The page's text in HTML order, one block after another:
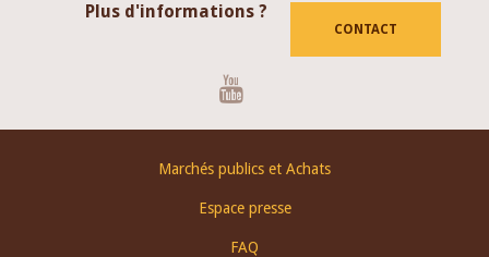
Plus d'informations ?
CONTACT
Marchés publics et Achats
Espace presse
FAQ